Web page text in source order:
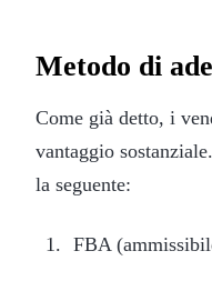
Metodo di
Come già detto, i
vantaggio
la seguente:
FBA